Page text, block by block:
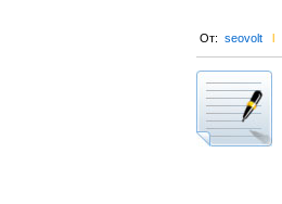
От: seovolt l